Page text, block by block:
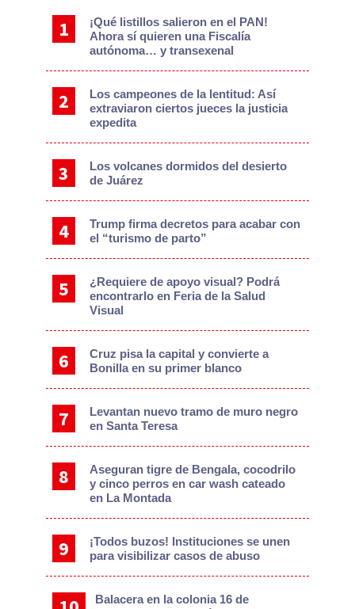
¡Qué listillos salieron en el PAN!
Ahora sí quieren una Fiscalía
autónoma… y transexenal
Los campeones de la lentitud: Así
extraviaron ciertos jueces la justicia
expedita
Los volcanes dormidos del desierto
de Juárez
Trump firma decretos para acabar con
el “turismo de parto”
¿Requiere de apoyo visual? Podrá
encontrarlo en Feria de la Salud
Visual
Cruz pisa la capital y convierte a
Bonilla en su primer blanco
Levantan nuevo tramo de muro negro
en Santa Teresa
Aseguran tigre de Bengala, cocodrilo
y cinco perros en car wash cateado
en La Montada
¡Todos buzos! Instituciones se unen
para visibilizar casos de abuso
Balacera en la colonia 16 de